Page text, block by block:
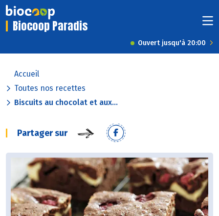
Biocoop Paradis
Ouvert jusqu'à 20:00
Accueil
Toutes nos recettes
Biscuits au chocolat et aux...
Partager sur